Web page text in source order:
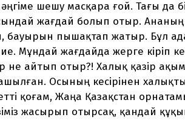
шешу масқара ғой. Тағы да
жағдай болып отыр.
бауырын пышақтап жатыр. Бұл
Мұндай жағдайда жерге кіріп
не айтып отыр?! Халық қазір
Осының кесірінен
қоғам, Жаңа Қазақстан
жасырып отырсақ, қандай